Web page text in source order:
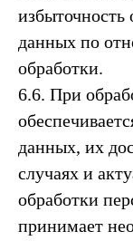
данных по
обработки.
6.6. При
данных, их
случаях и
обработки
принимает